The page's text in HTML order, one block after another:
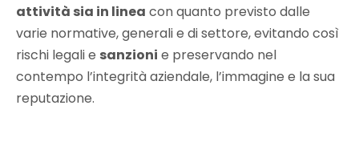
attività sia in linea con quanto previsto dalle
varie normative, generali e di settore, evitando così
rischi legali e sanzioni e preservando nel
contempo l’integrità aziendale, l’immagine e la sua
reputazione.